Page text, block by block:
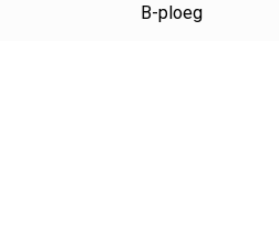
B-ploeg